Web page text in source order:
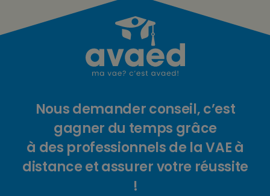
Nous demander conseil, c’est
gagner du temps grâce
à des professionnels de la VAE à
distance et assurer votre réussite
!